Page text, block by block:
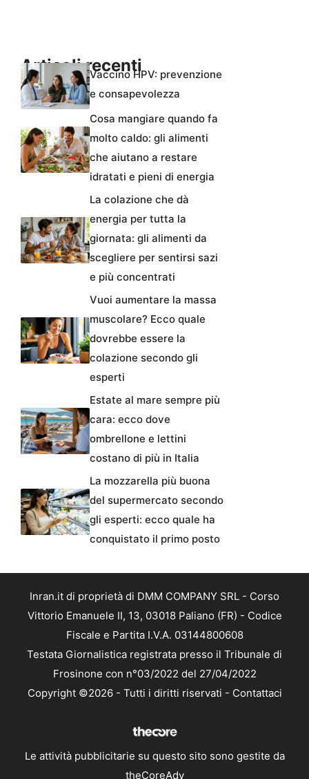
Articoli recentiVaccino HPV: prevenzione
e consapevolezza
Cosa mangiare quando fa
molto caldo: gli alimenti
che aiutano a restare
idratati e pieni di energia
La colazione che dà
energia per tutta la
giornata: gli alimenti da
scegliere per sentirsi sazi
e più concentrati
Vuoi aumentare la massa
muscolare? Ecco quale
dovrebbe essere la
colazione secondo gli
esperti
Estate al mare sempre più
cara: ecco dove
ombrellone e lettini
costano di più in Italia
La mozzarella più buona
del supermercato secondo
gli esperti: ecco quale ha
conquistato il primo posto
Inran.it di proprietà di DMM COMPANY SRL - Corso
Vittorio Emanuele II, 13, 03018 Paliano (FR) - Codice
Fiscale e Partita I.V.A. 03144800608
Testata Giornalistica registrata presso il Tribunale di
Frosinone con n°03/2022 del 27/04/2022
Copyright ©2026 - Tutti i diritti riservati - Contattaci
Le attività pubblicitarie su questo sito sono gestite da
theCoreAdv